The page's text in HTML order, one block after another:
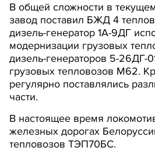
В общей сложности в
завод поставил БЖД 4
дизель-генератор 1А-9ДГ
модернизации грузовых
дизель-генераторов 5-26ДГ-
грузовых тепловозов М62.
регулярно поставлялись
части.
В настоящее время
железных дорогах
тепловозов ТЭП70БС.